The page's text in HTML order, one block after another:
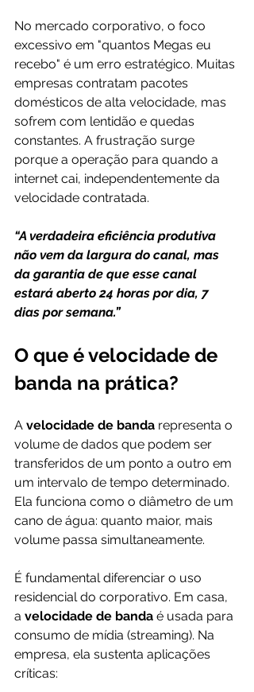
No mercado corporativo, o foco
excessivo em "quantos Megas eu
recebo" é um erro estratégico. Muitas
empresas contratam pacotes
domésticos de alta velocidade, mas
sofrem com lentidão e quedas
constantes. A frustração surge
porque a operação para quando a
internet cai, independentemente da
velocidade contratada.
“A verdadeira eficiência produtiva
não vem da largura do canal, mas
da garantia de que esse canal
estará aberto 24 horas por dia, 7
dias por semana.”
O que é velocidade de
banda na prática?
A velocidade de banda representa o
volume de dados que podem ser
transferidos de um ponto a outro em
um intervalo de tempo determinado.
Ela funciona como o diâmetro de um
cano de água: quanto maior, mais
volume passa simultaneamente.
É fundamental diferenciar o uso
residencial do corporativo. Em casa,
a velocidade de banda é usada para
consumo de mídia (streaming). Na
empresa, ela sustenta aplicações
críticas: